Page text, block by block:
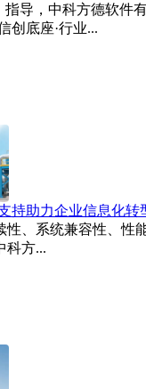
导，中科方德软件
创底座·行业...
持助力企业信息化转
、系统兼容性、性
科方...